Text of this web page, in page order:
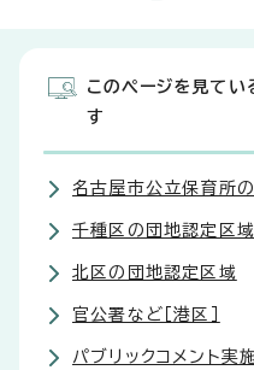
このページを見てい
す
名古屋市公立保育所
千種区の団地認定区域
北区の団地認定区域
官公署など［港区］
パブリックコメント実